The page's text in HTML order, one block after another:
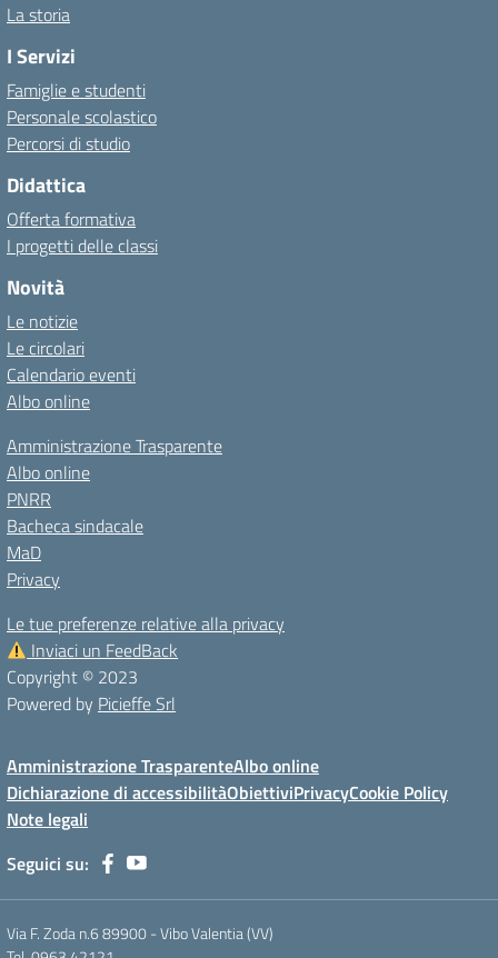
La storia
I Servizi
Famiglie e studenti
Personale scolastico
Percorsi di studio
Didattica
Offerta formativa
I progetti delle classi
Novità
Le notizie
Le circolari
Calendario eventi
Albo online
Amministrazione Trasparente
Albo online
PNRR
Bacheca sindacale
MaD
Privacy
Le tue preferenze relative alla privacy
Inviaci un FeedBack
Copyright © 2023
Powered by Picieffe Srl
Amministrazione TrasparenteAlbo online
Dichiarazione di accessibilitàObiettiviPrivacyCookie Policy
Note legali
Seguici su:
Via F. Zoda n.6 89900 - Vibo Valentia (VV)